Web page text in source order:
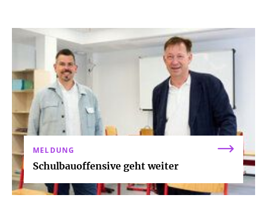
MELDUNG
Schulbauoffensive geht weiter